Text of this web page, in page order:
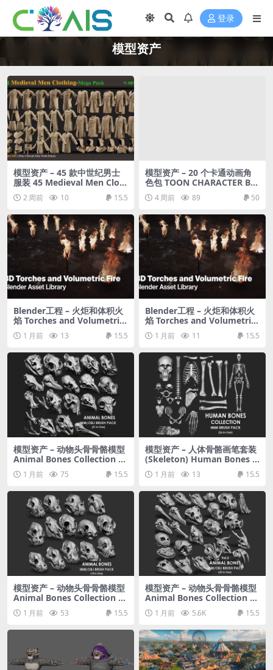
登录
模型资产
模型资产 – 45 款中世纪男士
服装 45 Medieval Men Clot
hing-MEGA PACK(zprj-fbx)-
VOL 4
2 周前 10 15.5
模型资产 – 20 个卡通动画角
色包 TOON CHARACTER BU
NDLE – 21 RIGGED CHARAC
TER4 周前 89 50
Blender工程 – 火炬和体积火
焰 Torches and Volumetric
Fire for Concept Art – Blen
der Asset Library
1 月前 13 15.5
Blender工程 – 火炬和体积火
焰 Torches and Volumetric
Fire for Concept Art – Blen
der Asset Library
1 月前 11 15.5
模型资产 – 动物头骨骨骼模型
Animal Bones Collection I
MM\Stl\Obj Brush Pack 21
in One Vol.1
1 月前 75 15.5
模型资产 – 人体骨骼画笔套装
(Skeleton) Human Bones C
ollection IMM\Stl\Obj Brus
h Pack 26 in One
1 月前 13 15.5
模型资产 – 动物头骨骨骼模型
Animal Bones Collection I
MM/Stl/Obj Brush Pack 14
in One Vol.3
1 月前 53 15.5
模型资产 – 动物头骨骨骼模型
Animal Bones Collection I
MM/Stl/Obj Brush Pack 25
in One Vol.2
1 月前 5.6K 15.5